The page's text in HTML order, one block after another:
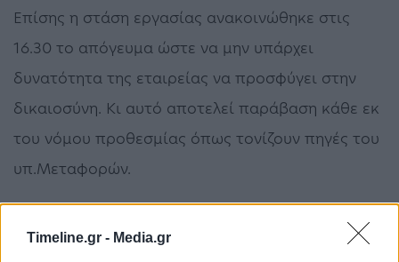
Timeline.gr - Media.gr
Επίσης η στάση εργασίας ανακοινώθηκε στις
16.30 το απόγευμα ώστε να μην υπάρχει
δυνατότητα της εταιρείας να προσφύγει στην
δικαιοσύνη. Κι αυτό αποτελεί παράβαση κάθε εκ
του νόμου προθεσμίας όπως τονίζουν πηγές του
υπ.Μεταφορών.
μπορούν να θέσουν σε κίνηση έστω κάποια